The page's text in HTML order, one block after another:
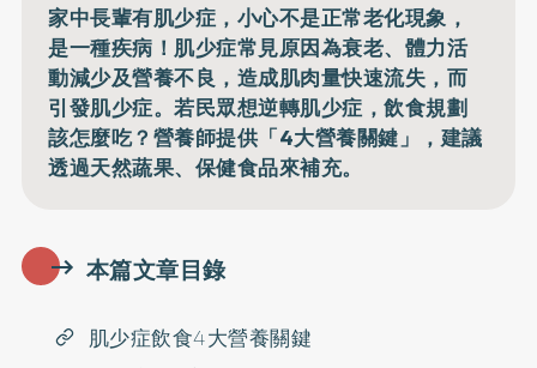
家中長輩有肌少症，小心不是正常老化現象，
是一種疾病！肌少症常見原因為衰老、體力活
動減少及營養不良，造成肌肉量快速流失，而
引發肌少症。若民眾想逆轉肌少症，飲食規劃
該怎麼吃？營養師提供「4大營養關鍵」，建議
透過天然蔬果、保健食品來補充。
本篇文章目錄
肌少症飲食4大營養關鍵